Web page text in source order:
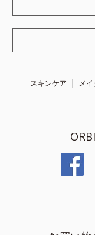
スキンケア メイ